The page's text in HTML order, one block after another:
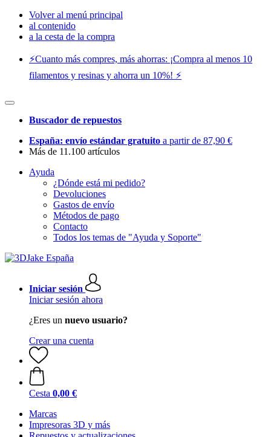
Volver al menú principal
al contenido
a la cesta de la compra
⚡️Cuanto más compres, más ahorras: ¡Compra al menos 10
filamentos y resinas y ahorra un 10%! ⚡️
Buscador de repuestos
España: envío estándar gratuito a partir de 87,90 €
Más de 11.100 artículos
Ayuda
¿Dónde está mi pedido?
Devoluciones
Gastos de envío
Métodos de pago
Contacto
Todos los temas de "Ayuda y Soporte"
Iniciar sesión
Iniciar sesión ahora
¿Eres un nuevo usuario?
Crear una cuenta
Cesta 0,00 €
Marcas
Impresoras 3D y más